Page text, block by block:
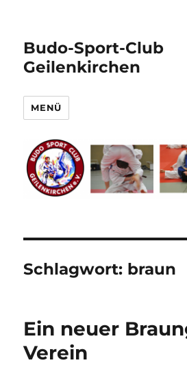
Budo-Sport-Club
Geilenkirchen
MENÜ
Schlagwort: braun
Ein neuer
Verein